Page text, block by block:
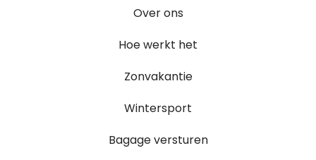
Over ons
Hoe werkt het
Zonvakantie
Wintersport
Bagage versturen